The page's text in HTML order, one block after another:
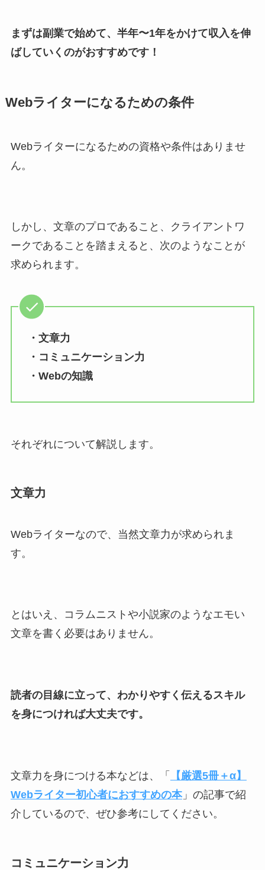
まずは副業で始めて、半年〜1年をかけて収入を伸
ばしていくのがおすすめです！
Webライターになるための条件
Webライターになるための資格や条件はありませ
ん。
しかし、文章のプロであること、クライアントワ
ークであることを踏まえると、次のようなことが
求められます。
・文章力
・コミュニケーション力
・Webの知識
それぞれについて解説します。
文章力
Webライターなので、当然文章力が求められま
す。
とはいえ、コラムニストや小説家のようなエモい
文章を書く必要はありません。
読者の目線に立って、わかりやすく伝えるスキル
を身につければ大丈夫です。
文章力を身につける本などは、「
【厳選5冊＋α】
Webライター初心者におすすめの本」の記事で紹
介しているので、ぜひ参考にしてください。
コミュニケーション力